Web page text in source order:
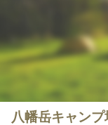
八幡岳キャンプ